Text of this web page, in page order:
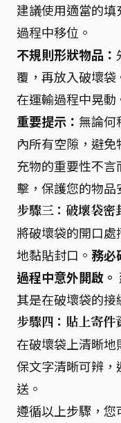
建議使用適當的
過程中移位。
不規則形狀物品：
覆，再放入破壞
在運輸過程中晃動
重要提示： 無論何
內所有空隙，避
充物的重要性不
擊，保護您的物品
步驟三：破壞袋密
將破壞袋的開口
地黏貼封口。 務必
過程中意外開啟。
其是在破壞袋的接
步驟四：貼上寄件
在破壞袋上清晰
保文字清晰可辨
送。
遵循以上步驟，